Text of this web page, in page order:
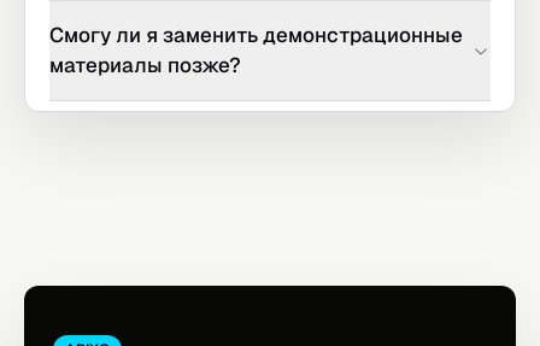
Смогу ли я заменить демонстрационные
материалы позже?